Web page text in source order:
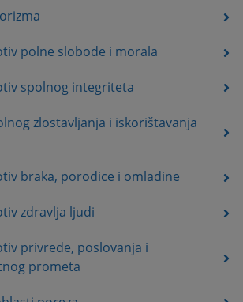
polne slobode i morala
spolnog integriteta
zlostavljanja i iskorištavanja
braka, porodice i omladine
zdravlja ljudi
privrede, poslovanja i
prometa